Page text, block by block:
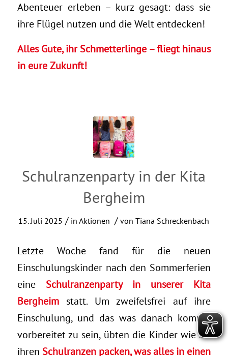
Abenteuer erleben – kurz gesagt: dass sie
ihre Flügel nutzen und die Welt entdecken!
Alles Gute, ihr Schmetterlinge – fliegt hinaus
in eure Zukunft!
Schulranzenparty in der Kita
Bergheim
15. Juli 2025 / inAktionen / vonTiana Schreckenbach
Letzte Woche fand für die neuen
Einschulungskinder nach den Sommerferien
eine Schulranzenparty in unserer Kita
Bergheimstatt. Um zweifelsfrei auf ihre
Einschulung, und das was danach kommt,
vorbereitet zu sein, übten die Kinder wie sie
ihren Schulranzen packen, was alles in einen